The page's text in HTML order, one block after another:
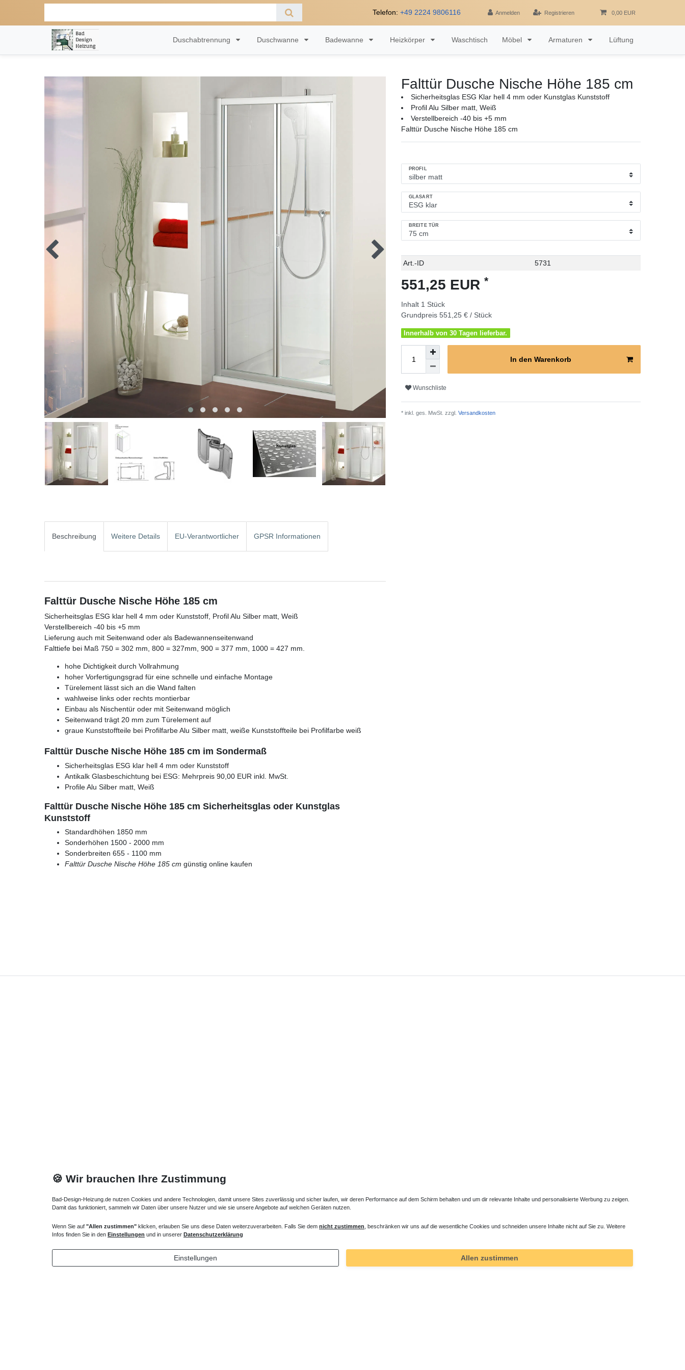
Telefon: +49 2224 9806116 Anmelden Registrieren 0,00 EUR
Duschabtrennung Duschwanne Badewanne Heizkörper Waschtisch Möbel Armaturen Lüftung
Falttür Dusche Nische Höhe 185 cm
Sicherheitsglas ESG Klar hell 4 mm oder Kunstglas Kunststoff
Profil Alu Silber matt, Weiß
Verstellbereich -40 bis +5 mm
Falttür Dusche Nische Höhe 185 cm
PROFIL
GLASART
BREITE TÜR
Technisches
Wert
Art.-ID 5731
551,25 EUR *
Inhalt 1 Stück
Grundpreis 551,25 € / Stück
Innerhalb von 30 Tagen lieferbar.
In den Warenkorb
Wunschliste
* inkl. ges. MwSt. zzgl. Versandkosten
Beschreibung Weitere Details EU-Verantwortlicher GPSR Informationen
Falttür Dusche Nische Höhe 185 cm
Sicherheitsglas ESG klar hell 4 mm oder Kunststoff, Profil Alu Silber matt, Weiß
Verstellbereich -40 bis +5 mm
Lieferung auch mit Seitenwand oder als Badewannenseitenwand
Falttiefe bei Maß 750 = 302 mm, 800 = 327mm, 900 = 377 mm, 1000 = 427 mm.
hohe Dichtigkeit durch Vollrahmung
hoher Vorfertigungsgrad für eine schnelle und einfache Montage
Türelement lässt sich an die Wand falten
wahlweise links oder rechts montierbar
Einbau als Nischentür oder mit Seitenwand möglich
Seitenwand trägt 20 mm zum Türelement auf
graue Kunststoffteile bei Profilfarbe Alu Silber matt, weiße Kunststoffteile bei Profilfarbe weiß
Falttür Dusche Nische Höhe 185 cm im Sondermaß
Sicherheitsglas ESG klar hell 4 mm oder Kunststoff
Antikalk Glasbeschichtung bei ESG: Mehrpreis 90,00 EUR inkl. MwSt.
Profile Alu Silber matt, Weiß
Falttür Dusche Nische Höhe 185 cm Sicherheitsglas oder Kunstglas
Kunststoff
Standardhöhen 1850 mm
Sonderhöhen 1500 - 2000 mm
Sonderbreiten 655 - 1100 mm
Falttür Dusche Nische Höhe 185 cm günstig online kaufen
Duschsystem für vorhandene Armatur
353,85 € *
Duschsäule ohne Armatur
353,85 € *
*inkl. ges. MwSt.
Duschsäule ohne Brausebatterie
353,85 € *
Duschsystem ohne Armatur
405,30 € *
*inkl. ges. MwSt.
🍪 Wir brauchen Ihre Zustimmung
Bad-Design-Heizung.de nutzen Cookies und andere Technologien, damit unsere Sites zuverlässig und sicher laufen, wir deren Performance auf dem Schirm behalten und um dir relevante Inhalte und personalisierte Werbung zu zeigen.
Damit das funktioniert, sammeln wir Daten über unsere Nutzer und wie sie unsere Angebote auf welchen Geräten nutzen.
Wenn Sie auf "Allen zustimmen" klicken, erlauben Sie uns diese Daten weiterzuverarbeiten. Falls Sie dem nicht zustimmen , beschränken wir uns auf die wesentliche Cookies und schneiden unsere Inhalte nicht auf Sie zu. Weitere
Infos finden Sie in den Einstellungen und in unserer Datenschutzerklärung
Einstellungen Allen zustimmen